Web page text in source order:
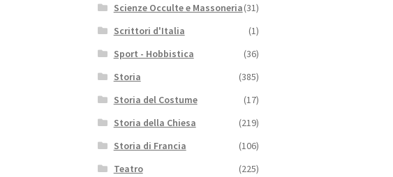
Scienze Occulte e Massoneria(31)
Scrittori d'Italia
(1)
Sport - Hobbistica
(36)
Storia
(385)
Storia del Costume
(17)
Storia della Chiesa
(219)
Storia di Francia
(106)
Teatro
(225)